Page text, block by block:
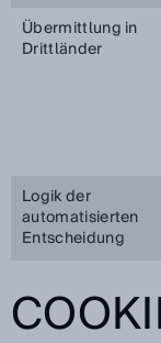
Übermittlung in
Drittländer
Logik der
automatisierten
Entscheidung